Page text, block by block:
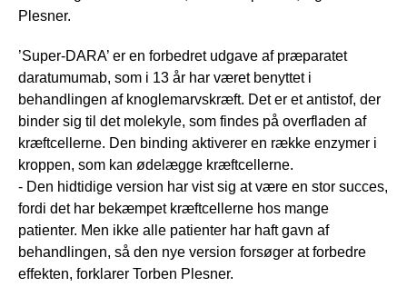
Plesner.
’Super-DARA’ er en forbedret udgave af præparatet
daratumumab, som i 13 år har været benyttet i
behandlingen af knoglemarvskræft. Det er et antistof, der
binder sig til det molekyle, som findes på overfladen af
kræftcellerne. Den binding aktiverer en række enzymer i
kroppen, som kan ødelægge kræftcellerne.
- Den hidtidige version har vist sig at være en stor succes,
fordi det har bekæmpet kræftcellerne hos mange
patienter. Men ikke alle patienter har haft gavn af
behandlingen, så den nye version forsøger at forbedre
effekten, forklarer Torben Plesner.